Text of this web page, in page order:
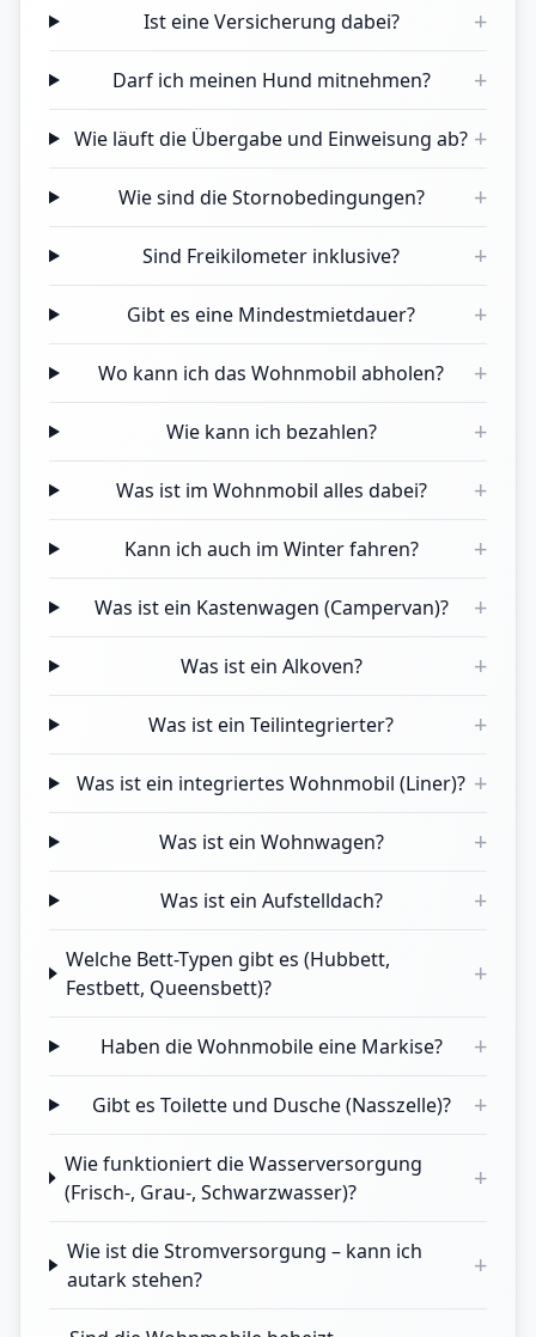
Ist eine Versicherung dabei? +
Darf ich meinen Hund mitnehmen? +
Wie läuft die Übergabe und Einweisung ab? +
Wie sind die Stornobedingungen? +
Sind Freikilometer inklusive? +
Gibt es eine Mindestmietdauer? +
Wo kann ich das Wohnmobil abholen? +
Wie kann ich bezahlen? +
Was ist im Wohnmobil alles dabei? +
Kann ich auch im Winter fahren? +
Was ist ein Kastenwagen (Campervan)? +
Was ist ein Alkoven? +
Was ist ein Teilintegrierter? +
Was ist ein integriertes Wohnmobil (Liner)? +
Was ist ein Wohnwagen? +
Was ist ein Aufstelldach? +
Welche Bett-Typen gibt es (Hubbett,
Festbett, Queensbett)?
+
Haben die Wohnmobile eine Markise? +
Gibt es Toilette und Dusche (Nasszelle)? +
Wie funktioniert die Wasserversorgung
(Frisch-, Grau-, Schwarzwasser)?
+
Wie ist die Stromversorgung – kann ich
autark stehen?
+